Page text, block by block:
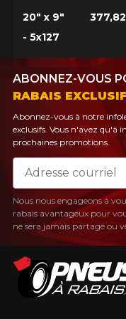
20" x 9"
- 5x127
ABONNEZ-VOUS
RABAIS
Abonnez-vous à notre
exclusifs. Vous n'avez qu'à
prochaines promotions.
Courriel
Nous nous engageons à
rabais avantageux pour
ne sera jamais partagé ou